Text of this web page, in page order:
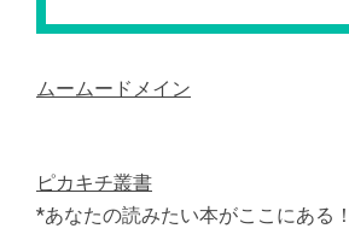
ムームードメイン
ピカキチ叢書
*あなたの読みたい本がここにある！